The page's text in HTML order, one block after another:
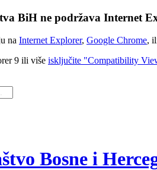
BiH ne podržava Internet
na Internet Explorer, Google Chrome,
9 ili više isključite "Compatibility
Bosne i